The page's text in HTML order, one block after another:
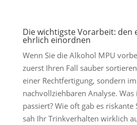
Die wichtigste Vorarbeit: den
ehrlich einordnen
Wenn Sie die Alkohol MPU
zuerst Ihren Fall sauber
einer Rechtfertigung, sondern
nachvollziehbaren Analyse. Was
passiert? Wie oft gab es riskante
sah Ihr Trinkverhalten wirklich